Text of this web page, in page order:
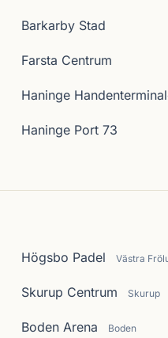
Barkarby Stad
Farsta Centrum
Haninge
Haninge Port 73
Högsbo Padel Västra
Skurup Centrum Skurup
Boden Arena Boden